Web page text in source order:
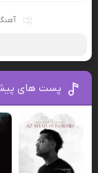
پست های